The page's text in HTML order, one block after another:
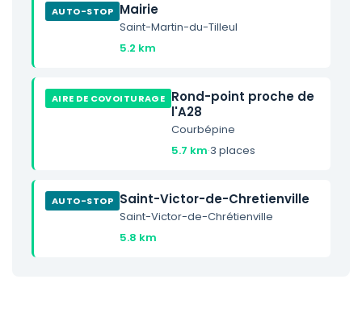
AUTO-STOP Mairie
Saint-Martin-du-Tilleul
5.2 km
AIRE DE COVOITURAGE Rond-point proche de
l'A28
Courbépine
5.7 km·3 places
AUTO-STOP Saint-Victor-de-Chretienville
Saint-Victor-de-Chrétienville
5.8 km